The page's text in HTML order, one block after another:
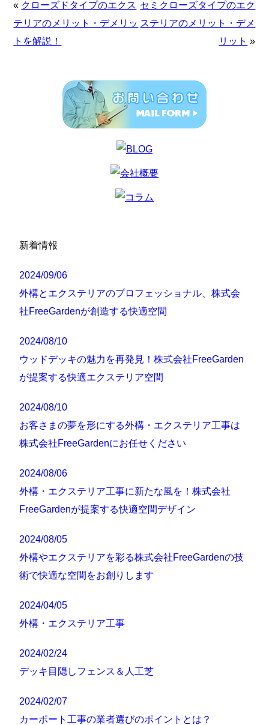
« クローズドタイプのエクス
テリアのメリット・デメリッ
トを解説！
セミクローズタイプのエク
ステリアのメリット・デメ
リット »
新着情報
2024/09/06
外構とエクステリアのプロフェッショナル、株式会
社FreeGardenが創造する快適空間
2024/08/10
ウッドデッキの魅力を再発見！株式会社FreeGarden
が提案する快適エクステリア空間
2024/08/10
お客さまの夢を形にする外構・エクステリア工事は
株式会社FreeGardenにお任せください
2024/08/06
外構・エクステリア工事に新たな風を！株式会社
FreeGardenが提案する快適空間デザイン
2024/08/05
外構やエクステリアを彩る株式会社FreeGardenの技
術で快適な空間をお創りします
2024/04/05
外構・エクステリア工事
2024/02/24
デッキ目隠しフェンス＆人工芝
2024/02/07
カーポート工事の業者選びのポイントとは？